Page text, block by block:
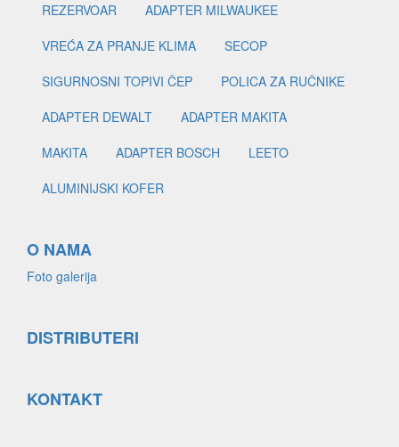
REZERVOAR
ADAPTER MILWAUKEE
VREĆA ZA PRANJE KLIMA
SECOP
SIGURNOSNI TOPIVI ČEP
POLICA ZA RUČNIKE
ADAPTER DEWALT
ADAPTER MAKITA
MAKITA
ADAPTER BOSCH
LEETO
ALUMINIJSKI KOFER
O NAMA
Foto galerija
DISTRIBUTERI
KONTAKT